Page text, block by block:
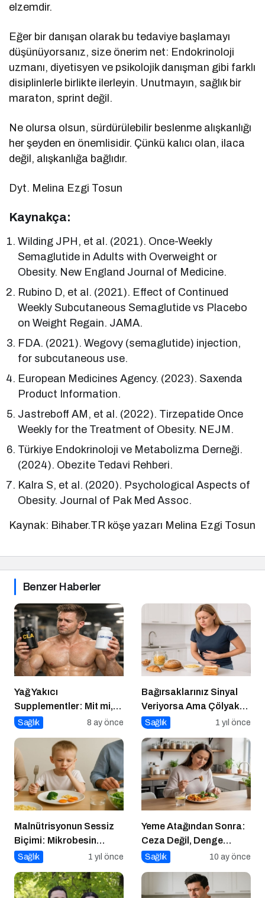
elzemdir.
Eğer bir danışan olarak bu tedaviye başlamayı
düşünüyorsanız, size önerim net: Endokrinoloji
uzmanı, diyetisyen ve psikolojik danışman gibi farklı
disiplinlerle birlikte ilerleyin. Unutmayın, sağlık bir
maraton, sprint değil.
Ne olursa olsun, sürdürülebilir beslenme alışkanlığı
her şeyden en önemlisidir. Çünkü kalıcı olan, ilaca
değil, alışkanlığa bağlıdır.
Dyt. Melina Ezgi Tosun
Kaynakça:
Wilding JPH, et al. (2021). Once-Weekly
Semaglutide in Adults with Overweight or
Obesity. New England Journal of Medicine.
Rubino D, et al. (2021). Effect of Continued
Weekly Subcutaneous Semaglutide vs Placebo
on Weight Regain. JAMA.
FDA. (2021). Wegovy (semaglutide) injection,
for subcutaneous use.
European Medicines Agency. (2023). Saxenda
Product Information.
Jastreboff AM, et al. (2022). Tirzepatide Once
Weekly for the Treatment of Obesity. NEJM.
Türkiye Endokrinoloji ve Metabolizma Derneği.
(2024). Obezite Tedavi Rehberi.
Kalra S, et al. (2020). Psychological Aspects of
Obesity. Journal of Pak Med Assoc.
Kaynak: Bihaber.TR köşe yazarı Melina Ezgi Tosun
Benzer Haberler
Yağ Yakıcı
Supplementler: Mit mi,
Gerçek mi?
Sağlık 8 ay önce
Bağırsaklarınız Sinyal
Veriyorsa Ama Çölyak
Değilseniz
Sağlık 1 yıl önce
Malnütrisyonun Sessiz
Biçimi: Mikrobesin
Eksikliklerinin
Etkisi
Sağlık 1 yıl önce
Yeme Atağından Sonra:
Ceza Değil, Denge
Zamanı
Sağlık 10 ay önce